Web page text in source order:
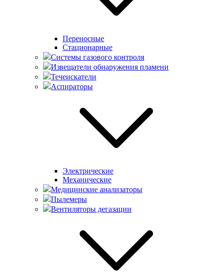
Переносные
Стационарные
Системы газового контроля
Извещатели обнаружения пламени
Течеискатели
Аспираторы
Электрические
Механические
Медицинские анализаторы
Пылемеры
Вентиляторы дегазации